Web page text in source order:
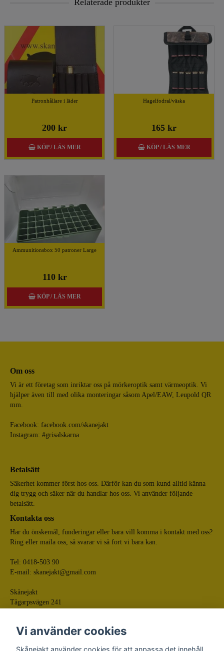
Relaterade produkter
Patronhållare i läder
200 kr
KÖP / LÄS MER
Hagelfodral/väska
165 kr
KÖP / LÄS MER
Ammunitionsbox 50 patroner Large
110 kr
KÖP / LÄS MER
Om oss
Vi är ett företag som inriktar oss på mörkeroptik samt värmeoptik. Vi
hjälper även till med olika monteringar såsom Apel/EAW, Leupold QR
mm.
Facebook: facebook.com/skanejakt
Instagram: #grisalskarna
Betalsätt
Säkerhet kommer först hos oss. Därför kan du som kund alltid känna
dig trygg och säker när du handlar hos oss. Vi använder följande
betalsätt.
Kontakta oss
Har du önskemål, funderingar eller bara vill komma i kontakt med oss?
Ring eller maila oss, så svarar vi så fort vi bara kan.
Tel: 0418-503 90
E-mail: skanejakt@gmail.com
Skånejakt
Tågarpsvägen 241
Vi använder cookies
Skånejakt använder cookies för att anpassa det innehåll